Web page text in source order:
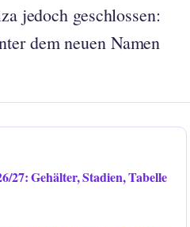
jedoch geschlossen:
dem neuen Namen
27: Gehälter, Stadien, Tabelle